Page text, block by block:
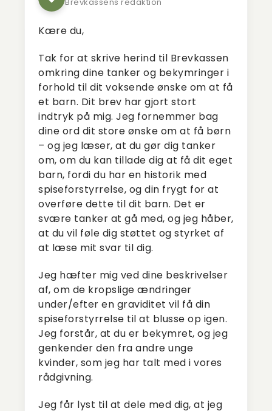
Kære du,
Tak for at skrive herind til Brevkassen
omkring dine tanker og bekymringer i
forhold til dit voksende ønske om at få
et barn. Dit brev har gjort stort
indtryk på mig. Jeg fornemmer bag
dine ord dit store ønske om at få børn
– og jeg læser, at du gør dig tanker
om, om du kan tillade dig at få dit eget
barn, fordi du har en historik med
spiseforstyrrelse, og din frygt for at
overføre dette til dit barn. Det er
svære tanker at gå med, og jeg håber,
at du vil føle dig støttet og styrket af
at læse mit svar til dig.
Jeg hæfter mig ved dine beskrivelser
af, om de kropslige ændringer
under/efter en graviditet vil få din
spiseforstyrrelse til at blusse op igen.
Jeg forstår, at du er bekymret, og jeg
genkender den fra andre unge
kvinder, som jeg har talt med i vores
rådgivning.
Jeg får lyst til at dele med dig, at jeg